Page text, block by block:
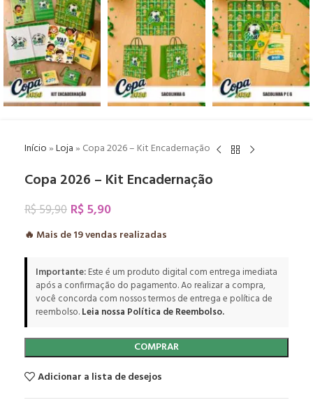
Início»Loja» Copa 2026 – Kit Encadernação
Copa 2026 – Kit Encadernação
R$59,90 R$5,90
🔥 Mais de19vendas realizadas
Importante:Este é um produto digital com entrega imediata
após a confirmação do pagamento. Ao realizar a compra,
você concorda com nossos termos de entrega e política de
reembolso.Leia nossa Política de Reembolso.
COMPRAR
Adicionar a lista de desejos